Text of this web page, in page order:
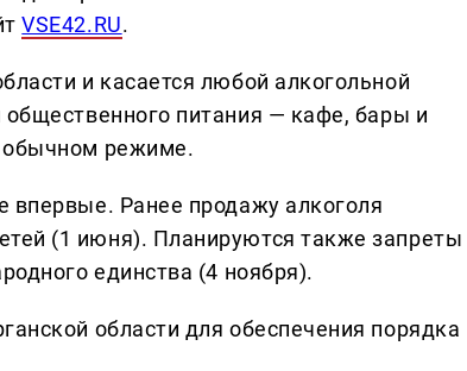
VSE42.RU.
и касается любой алкогольной
питания — кафе, бары и
обычном режиме.
впервые. Ранее продажу алкоголя
(1 июня). Планируются также запреты
единства (4 ноября).
области для обеспечения порядка